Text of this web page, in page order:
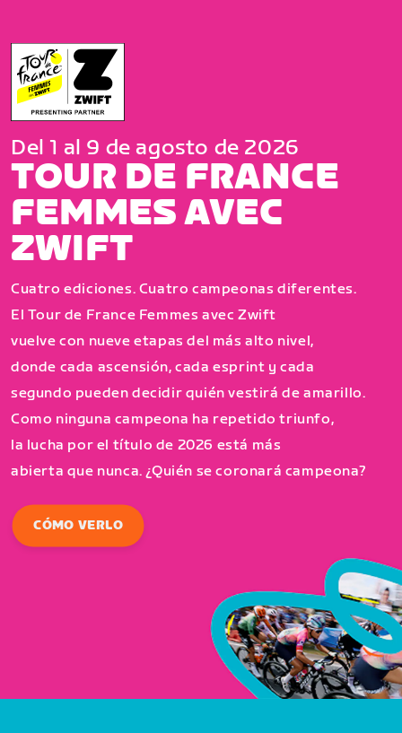
Del 1 al 9 de agosto de 2026
TOUR DE FRANCE
FEMMES AVEC
ZWIFT
Cuatro ediciones. Cuatro campeonas diferentes.
El Tour de France Femmes avec Zwift
vuelve con nueve etapas del más alto nivel,
donde cada ascensión, cada esprint y cada
segundo pueden decidir quién vestirá de amarillo.
Como ninguna campeona ha repetido triunfo,
la lucha por el título de 2026 está más
abierta que nunca. ¿Quién se coronará campeona?
CÓMO VERLO